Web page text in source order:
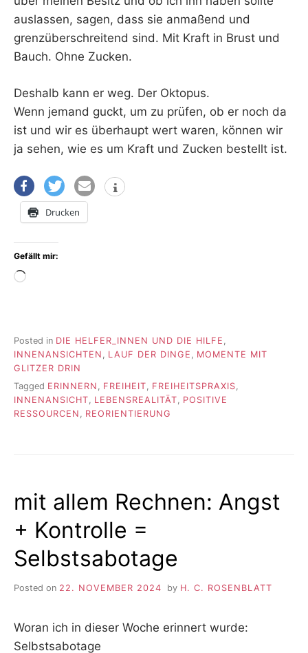
auslassen, sagen, dass sie anmaßend und
grenzüberschreitend sind. Mit Kraft in Brust und
Bauch. Ohne Zucken.
Deshalb kann er weg. Der Oktopus.
Wenn jemand guckt, um zu prüfen, ob er noch da
ist und wir es überhaupt wert waren, können wir
ja sehen, wie es um Kraft und Zucken bestellt ist.
Drucken
Gefällt mir:
Wird
Posted in DIE HELFER_INNEN UND DIE HILFE
INNENANSICHTEN
LAUF DER DINGE
MOMENTE MIT
GLITZER DRIN
Tagged ERINNERN , FREIHEIT, FREIHEITSPRAXIS,
INNENANSICHT, LEBENSREALITÄT, POSITIVE
RESSOURCEN , REORIENTIERUNG
mit allem Rechnen: Angst
+ Kontrolle =
Selbstsabotage
Posted on 22. NOVEMBER 2024 by H. C. ROSENBLATT
Woran ich in dieser Woche erinnert wurde:
Selbstsabotage